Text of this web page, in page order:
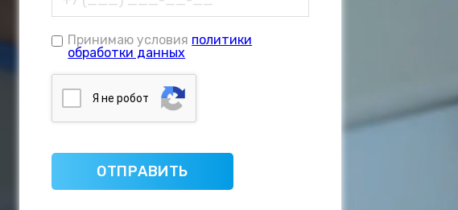
Принимаю условия политики
обработки данных
Я нe poбoт